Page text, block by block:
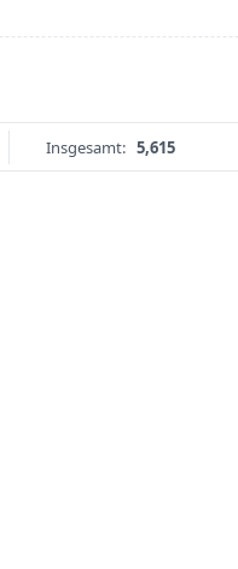
Insgesamt: 5,615